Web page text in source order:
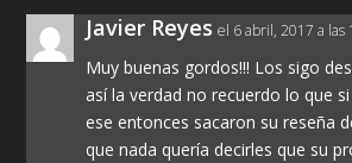
Javier Reyes el 6 abril, 2017 a las
Muy buenas gordos!!! Los sigo
así la verdad no recuerdo lo que
ese entonces sacaron su reseña
que nada quería decirles que su